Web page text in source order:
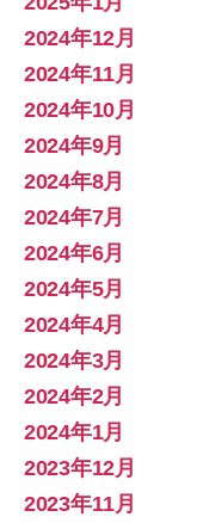
2024年12月
2024年11月
2024年10月
2024年9月
2024年8月
2024年7月
2024年6月
2024年5月
2024年4月
2024年3月
2024年2月
2024年1月
2023年12月
2023年11月